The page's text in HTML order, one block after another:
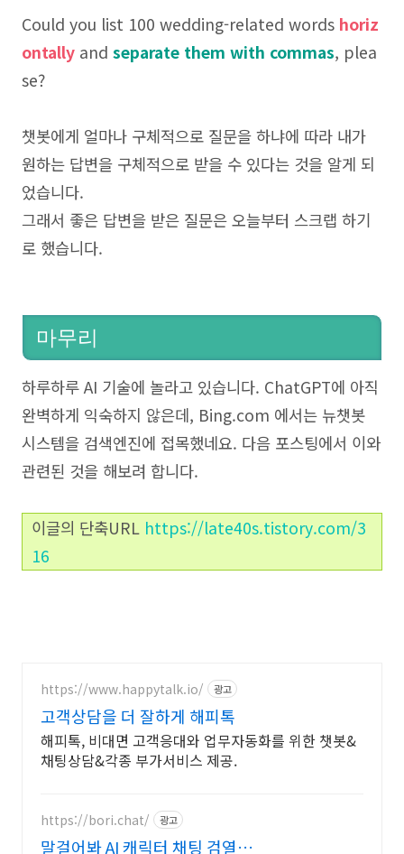
Could you list 100 wedding-related words horiz
ontally and separate them with commas, plea
se?
챗봇에게 얼마나 구체적으로 질문을 하냐에 따라 내가
원하는 답변을 구체적으로 받을 수 있다는 것을 알게 되
었습니다.
그래서 좋은 답변을 받은 질문은 오늘부터 스크랩 하기
로 했습니다.
마무리
하루하루 AI 기술에 놀라고 있습니다. ChatGPT에 아직
완벽하게 익숙하지 않은데, Bing.com 에서는 뉴챗봇
시스템을 검색엔진에 접목했네요. 다음 포스팅에서 이와
관련된 것을 해보려 합니다.
이글의 단축URL https://late40s.tistory.com/3
16
https://www.happytalk.io/ 광고
고객상담을 더 잘하게 해피톡
해피톡, 비대면 고객응대와 업무자동화를 위한 챗봇&
채팅상담&각종 부가서비스 제공.
https://bori.chat/ 광고
말걸어봐 AI 캐릭터 채팅 검열없